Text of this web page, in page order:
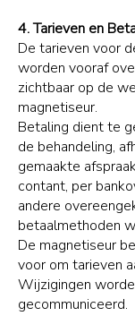
4. Tarieven en
De tarieven voor
worden vooraf
zichtbaar op de
magnetiseur.
Betaling dient te
de behandeling,
gemaakte
contant, per
andere
betaalmethoden
De magnetiseur
voor om tarieven
Wijzigingen
gecommuniceerd.